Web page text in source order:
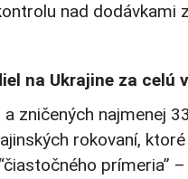
nad dodávkami
na Ukrajine za celú
zničených najmenej
rokovaní, ktoré
prímeria”